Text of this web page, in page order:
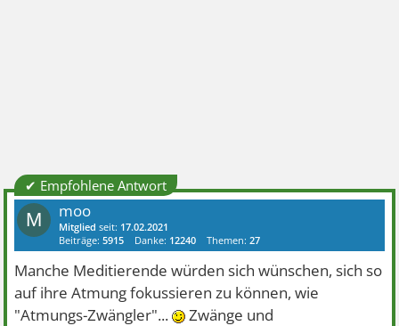
✔ Empfohlene Antwort
M moo
Mitglied seit: 17.02.2021
Beiträge:5915 Danke: 12240 Themen:27
Manche Meditierende würden sich wünschen, sich so
auf ihre Atmung fokussieren zu können, wie
"Atmungs-Zwängler"...
Zwänge und